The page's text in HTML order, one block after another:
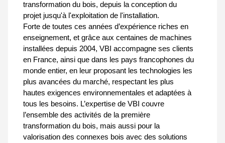
transformation du bois, depuis la conception du
projet jusqu'à l'exploitation de l'installation.
Forte de toutes ces années d’expérience riches en
enseignement, et grâce aux centaines de machines
installées depuis 2004, VBI accompagne ses clients
en France, ainsi que dans les pays francophones du
monde entier, en leur proposant les technologies les
plus avancées du marché, respectant les plus
hautes exigences environnementales et adaptées à
tous les besoins. L’expertise de VBI couvre
l’ensemble des activités de la première
transformation du bois, mais aussi pour la
valorisation des connexes bois avec des solutions